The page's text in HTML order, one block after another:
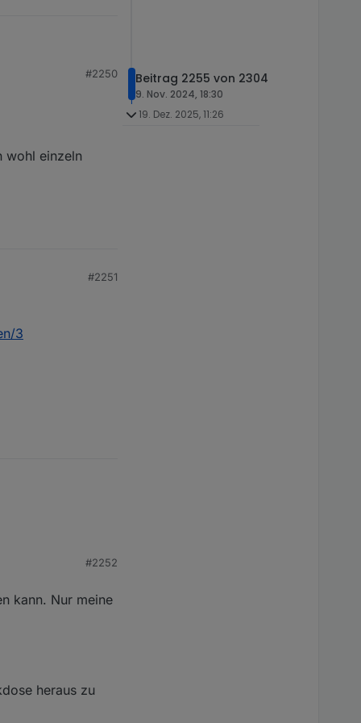
#2250
wohl einzeln
#2251
3
#2252
kann. Nur meine
heraus zu
Beitrag 2255 von 2304
9. Nov. 2024, 18:30
19. Dez. 2025, 11:26